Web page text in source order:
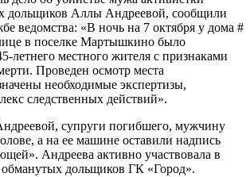
дольщиков Аллы Андреевой, сообщили
ведомства: «В ночь на 7 октября у дома #
в поселке Мартышкино было
летнего местного жителя с признаками
Проведен осмотр места
необходимые экспертизы,
следственных действий».
супруги погибшего, мужчину
а на ее машине оставили надпись
Андреева активно участвовала в
дольщиков ГК «Город».